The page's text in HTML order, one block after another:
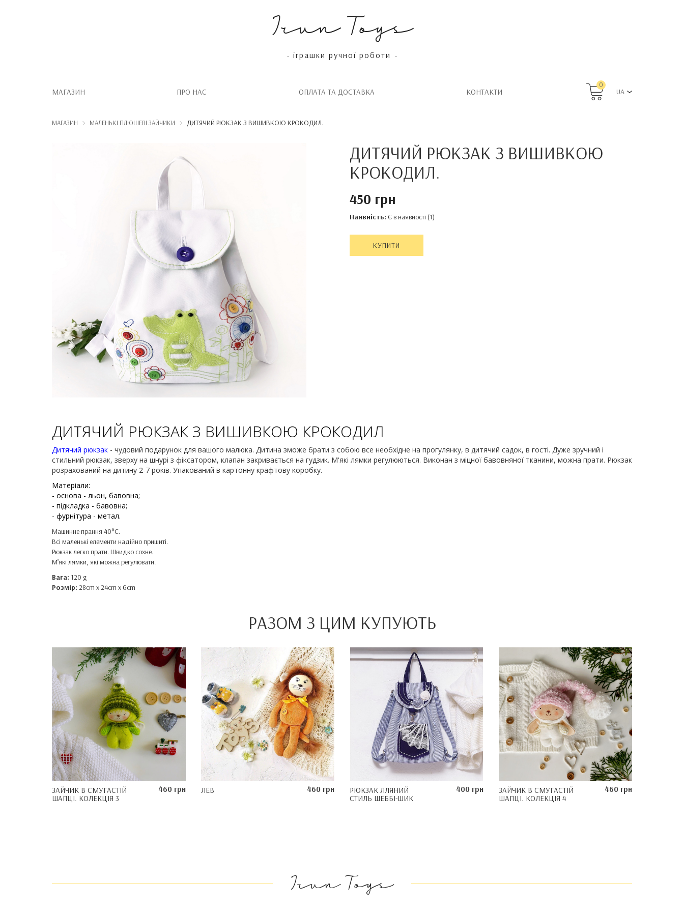
Irun Toys
- іграшки ручної роботи -
МАГАЗИН ПРО НАС OПЛАТА ТА ДОСТАВКА КОНТАКТИ
0
UA
МАГАЗИН МАЛЕНЬКІ ПЛЮШЕВІ ЗАЙЧИКИ ДИТЯЧИЙ РЮКЗАК З ВИШИВКОЮ КРОКОДИЛ.
ДИТЯЧИЙ РЮКЗАК З ВИШИВКОЮ
КРОКОДИЛ.
450 грн
Наявність: Є в наявності (1)
КУПИТИ
ДИТЯЧИЙ РЮКЗАК З ВИШИВКОЮ КРОКОДИЛ
Дитячий рюкзак - чудовий подарунок для вашого малюка. Дитина зможе брати з собою все необхідне на прогулянку, в дитячий садок, в гості. Дуже зручний і
стильний рюкзак, зверху на шнурі з фіксатором, клапан закривається на гудзик. М'які лямки регулюються. Виконан з міцної бавовняної тканини, можна прати. Рюкзак
розрахований на дитину 2-7 років. Упакований в картонну крафтову коробку.
Матеріали:
- основа - льон, бавовна;
- підкладка - бавовна;
- фурнітура - метал.
Машинне прання 40°C.
Всі маленькі елементи надійно пришиті.
Рюкзак легко прати. Швидко сохне.
М’які лямки, які можна регулювати.
Вага: 120 g
Розмір: 28cm x 24cm x 6cm
РАЗОМ З ЦИМ КУПУЮТЬ
ЗАЙЧИК В СМУГАСТІЙ
ШАПЦІ. КОЛЕКЦІЯ 3
460 грн ЛЕВ 460 грн
РЮКЗАК ЛЛЯНИЙ
СТИЛЬ ШЕББІ-ШИК
400 грн
ЗАЙЧИК В СМУГАСТІЙ
ШАПЦІ. КОЛЕКЦІЯ 4
460 грн
Irun Toys